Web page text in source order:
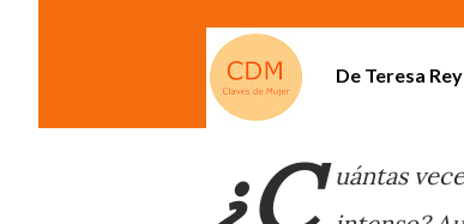
De Teresa Rey
uántas